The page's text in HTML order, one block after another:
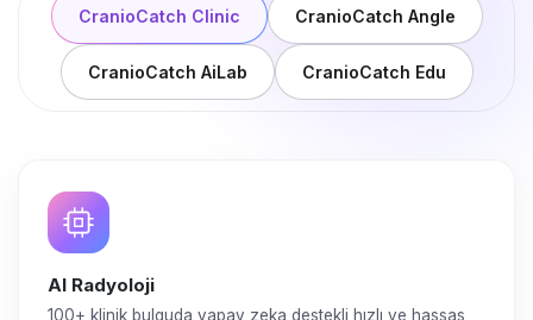
CranioCatch Clinic CranioCatch Angle
CranioCatch AiLab CranioCatch Edu
AI Radyoloji
100+ klinik bulguda yapay zeka destekli hızlı ve hassas